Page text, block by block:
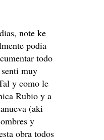
note ke
podia
todo
muy
y como le
Rubio y a
(aki
y
obra todos